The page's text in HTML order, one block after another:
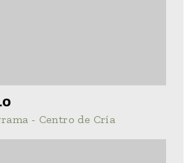
- Centro de Cría